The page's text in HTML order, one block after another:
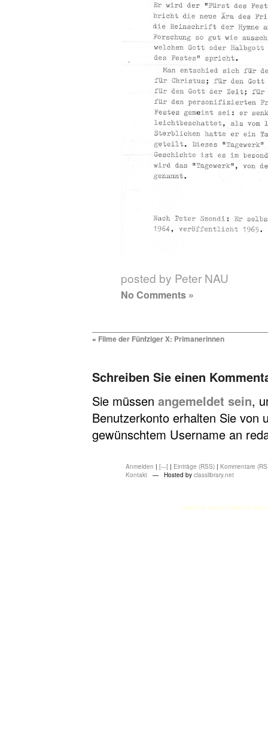
posted by Peter NAU
No Comments »
« Filme der Fünfziger X: Primanerinnen
Schreiben Sie einen
Sie müssen angemeldet sein,
Benutzerkonto erhalten Sie von
gewünschtem Username an
Anmelden | [---] | Einträge (RSS) | Kommentare
Kontakt — Hosted by classlibrary.net
atasehir escort atasehir